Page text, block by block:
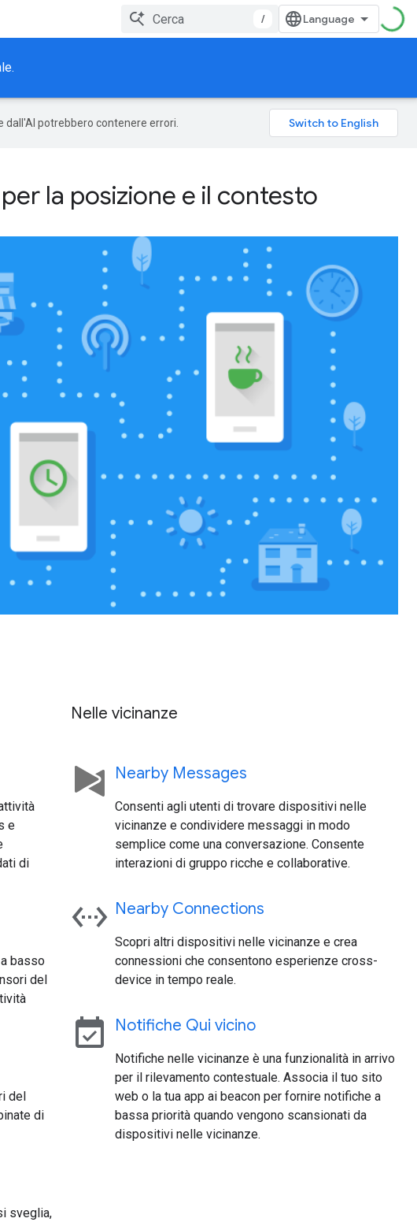
/
potrebbero contenere errori.
la posizione e il contesto
e
di
basso
del
del
di
sveglia,
Nelle vicinanze
Nearby Messages
Consenti agli utenti di trovare dispositivi nelle
vicinanze e condividere messaggi in modo
semplice come una conversazione. Consente
interazioni di gruppo ricche e collaborative.
settings_ethernet Nearby Connections
Scopri altri dispositivi nelle vicinanze e crea
connessioni che consentono esperienze cross-
device in tempo reale.
event_available Notifiche Qui vicino
Notifiche nelle vicinanze è una funzionalità in arrivo
per il rilevamento contestuale. Associa il tuo sito
web o la tua app ai beacon per fornire notifiche a
bassa priorità quando vengono scansionati da
dispositivi nelle vicinanze.